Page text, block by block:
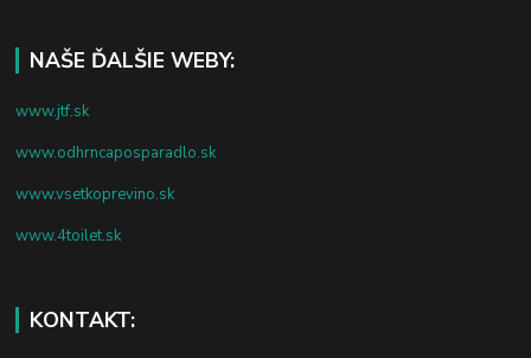
NAŠE ĎALŠIE WEBY:
www.jtf.sk
www.odhrncaposparadlo.sk
www.vsetkoprevino.sk
www.4toilet.sk
KONTAKT: